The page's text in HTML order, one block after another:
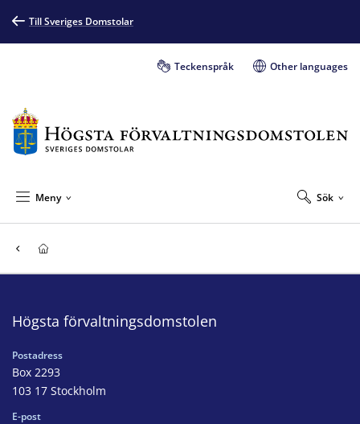
Till Sveriges Domstolar
Teckenspråk Other languages
Sök
Meny
Högsta förvaltningsdomstolen
Postadress
Box 2293
103 17 Stockholm
E-post